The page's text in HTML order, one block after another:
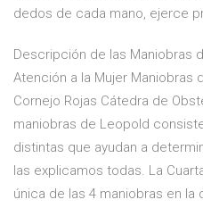
dedos de cada mano, ejerce
Descripción de las Maniobras
Atención a la Mujer Maniobras
Cornejo Rojas Cátedra de
maniobras de Leopold
distintas que ayudan a
las explicamos todas. La
única de las 4 maniobras en